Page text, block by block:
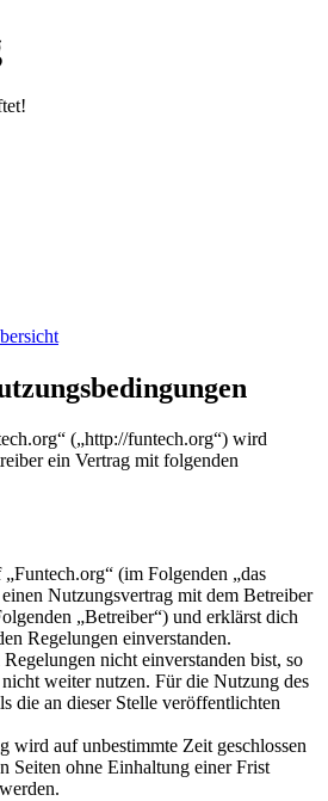
(„http://funtech.org“) wird
ein Vertrag mit folgenden
(im Folgenden „das
Nutzungsvertrag mit dem Betreiber
„Betreiber“) und erklärst dich
Regelungen einverstanden.
nicht einverstanden bist, so
weiter nutzen. Für die Nutzung des
die an dieser Stelle veröffentlichten
wird auf unbestimmte Zeit geschlossen
Seiten ohne Einhaltung einer Frist